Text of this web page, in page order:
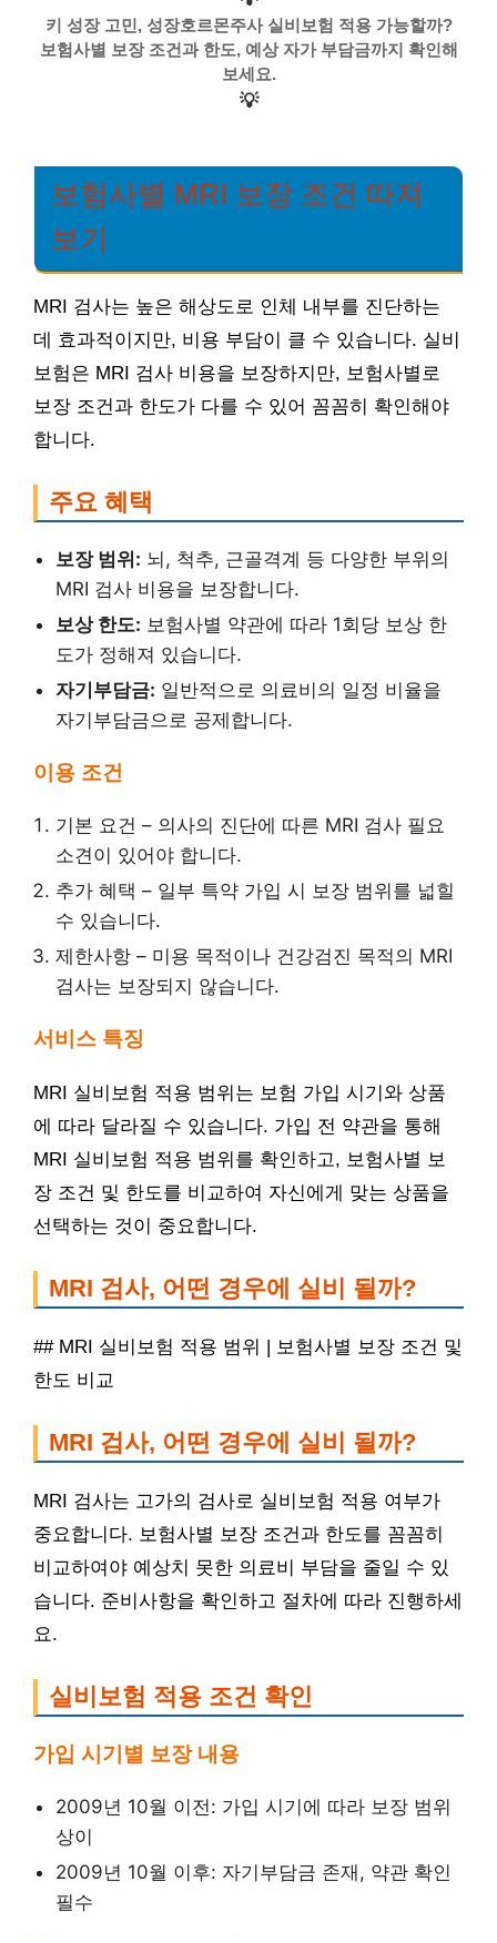
키 성장 고민, 성장호르몬주사 실비보험 적용 가능할까?
보험사별 보장 조건과 한도, 예상 자가 부담금까지 확인해
보세요.
💡
보험사별 MRI 보장 조건 따져
보기
MRI 검사는 높은 해상도로 인체 내부를 진단하는
데 효과적이지만, 비용 부담이 클 수 있습니다. 실비
보험은 MRI 검사 비용을 보장하지만, 보험사별로
보장 조건과 한도가 다를 수 있어 꼼꼼히 확인해야
합니다.
주요 혜택
보장 범위: 뇌, 척추, 근골격계 등 다양한 부위의
MRI 검사 비용을 보장합니다.
보상 한도: 보험사별 약관에 따라 1회당 보상 한
도가 정해져 있습니다.
자기부담금: 일반적으로 의료비의 일정 비율을
자기부담금으로 공제합니다.
이용 조건
기본 요건 – 의사의 진단에 따른 MRI 검사 필요
소견이 있어야 합니다.
추가 혜택 – 일부 특약 가입 시 보장 범위를 넓힐
수 있습니다.
제한사항 – 미용 목적이나 건강검진 목적의 MRI
검사는 보장되지 않습니다.
서비스 특징
MRI 실비보험 적용 범위는 보험 가입 시기와 상품
에 따라 달라질 수 있습니다. 가입 전 약관을 통해
MRI 실비보험 적용 범위를 확인하고, 보험사별 보
장 조건 및 한도를 비교하여 자신에게 맞는 상품을
선택하는 것이 중요합니다.
MRI 검사, 어떤 경우에 실비 될까?
## MRI 실비보험 적용 범위 | 보험사별 보장 조건 및
한도 비교
MRI 검사, 어떤 경우에 실비 될까?
MRI 검사는 고가의 검사로 실비보험 적용 여부가
중요합니다. 보험사별 보장 조건과 한도를 꼼꼼히
비교하여야 예상치 못한 의료비 부담을 줄일 수 있
습니다. 준비사항을 확인하고 절차에 따라 진행하세
요.
실비보험 적용 조건 확인
가입 시기별 보장 내용
2009년 10월 이전: 가입 시기에 따라 보장 범위
상이
2009년 10월 이후: 자기부담금 존재, 약관 확인
필수